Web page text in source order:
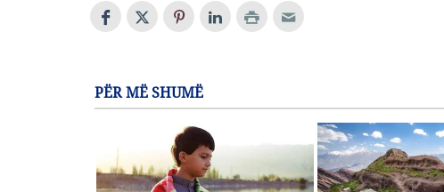
PËR MË SHUMË